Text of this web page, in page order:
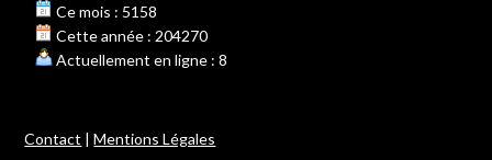
Ce mois : 5158
Cette année : 204270
Actuellement en ligne : 8
Contact |Mentions Légales